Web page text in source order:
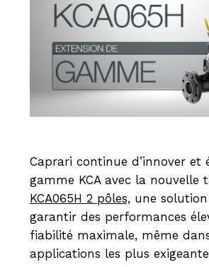
Caprari continue d’innover et
gamme KCA avec la nouvelle
KCA065H 2 pôles, une
garantir des performances
fiabilité maximale, même
applications les plus